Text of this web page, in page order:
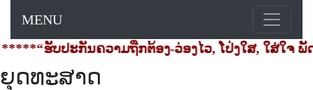
MENU
ຮັບປະກັນຄວາມຖືກຕ້ອງ-ວ່ອງໄວ, ໂປ່ງໃສ, ໃສ່ໃຈ
ຍຸດທະສາດ